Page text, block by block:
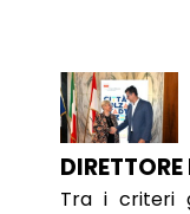
Tra i criteri